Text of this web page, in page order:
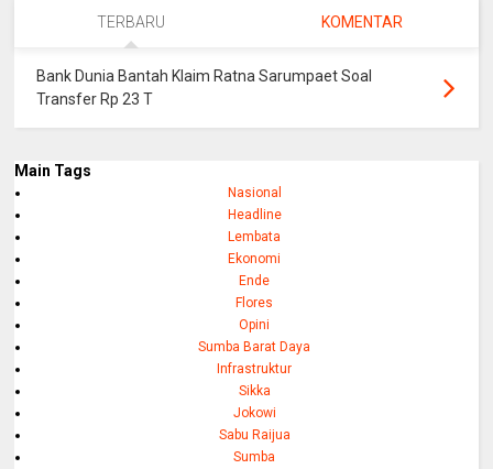
TERBARU KOMENTAR
Bank Dunia Bantah Klaim Ratna Sarumpaet Soal
Transfer Rp 23 T
Main Tags
Nasional
Headline
Lembata
Ekonomi
Ende
Flores
Opini
Sumba Barat Daya
Infrastruktur
Sikka
Jokowi
Sabu Raijua
Sumba